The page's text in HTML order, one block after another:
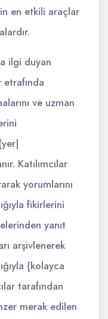
en etkili araçlar
ilgi duyan
etrafında
ve uzman
Katılımcılar
yorumlarını
fikirlerini
yanıt
arşivlenerek
{kolayca
tarafından
merak edilen